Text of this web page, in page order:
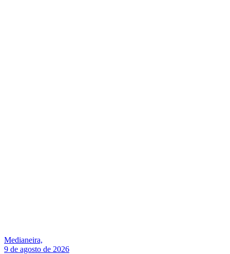
Medianeira,
9 de agosto de 2026